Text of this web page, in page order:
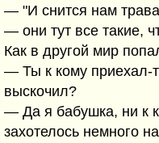
— "И снится нам
— они тут все такие,
Как в другой мир
— Ты к кому приехал-
выскочил?
— Да я бабушка, ни к
захотелось немного